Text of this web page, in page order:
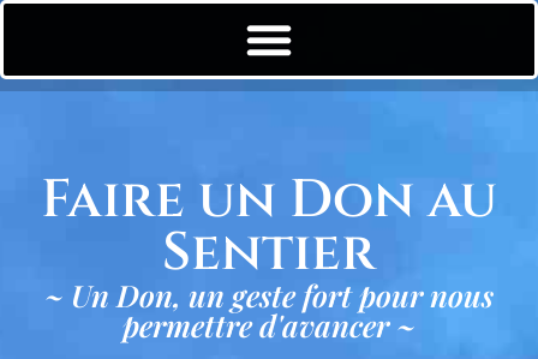
Faire un Don au
Sentier
~ Un Don, un geste fort pour nous
permettre d'avancer ~